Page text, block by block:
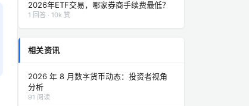
2026年ETF交易，哪家券商手续费最低？
1 回答 · 10k 赞
相关资讯
2026 年 8 月数字货币动态：投资者视角
分析
91 阅读